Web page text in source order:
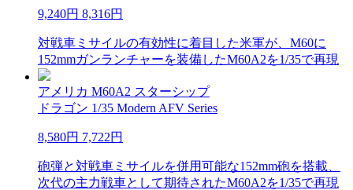
9,240円 8,316円
対戦車ミサイルの有効性に着目した米軍が、M60に
152mmガンランチャーを装備したM60A2を1/35で再現
アメリカ M60A2 スターシップ
ドラゴン 1/35 Modern AFV Series
8,580円 7,722円
砲弾と対戦車ミサイルを併用可能な152mm砲を搭載、
次代の主力戦車として期待されたM60A2を1/35で再現